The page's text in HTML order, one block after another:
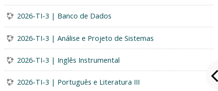
2026-TI-3 | Banco de Dados
2026-TI-3 | Análise e Projeto de Sistemas
2026-TI-3 | Inglês Instrumental
2026-TI-3 | Português e Literatura III